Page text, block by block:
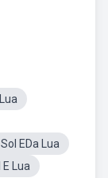
EDa Lua
Lua